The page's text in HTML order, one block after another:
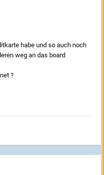
habe und so auch noch
weg an das board
?